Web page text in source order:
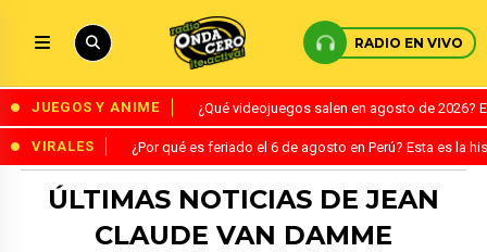
RADIO EN VIVO
JUEGOS Y ANIME ¿Qué videojuegos salen en agosto de
VIRALES ¿Por qué es feriado el 6 de agosto en Perú? Esta es la
ÚLTIMAS NOTICIAS DE JEAN
CLAUDE VAN DAMME